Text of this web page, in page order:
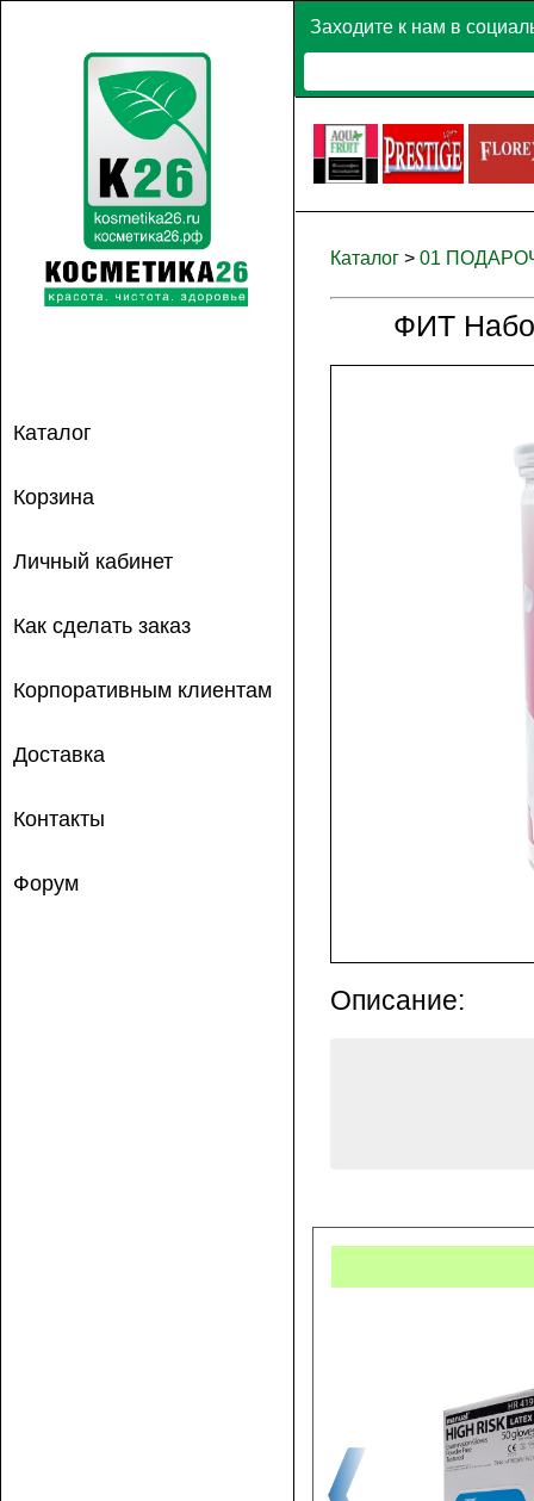
Заходите к нам в
Каталог
Корзина
Личный кабинет
Как сделать заказ
Корпоративным клиентам
Доставка
Контакты
Форум
Каталог > 01
ФИТ
Описание: